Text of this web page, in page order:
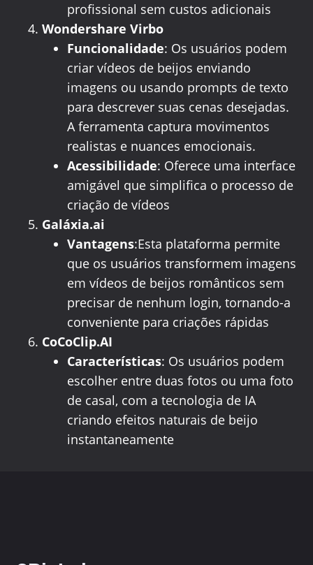
profissional sem custos adicionais
Wondershare Virbo
Funcionalidade: Os usuários podem
criar vídeos de beijos enviando
imagens ou usando prompts de texto
para descrever suas cenas desejadas.
A ferramenta captura movimentos
realistas e nuances emocionais.
Acessibilidade: Oferece uma interface
amigável que simplifica o processo de
criação de vídeos
Galáxia.ai
Vantagens:Esta plataforma permite
que os usuários transformem imagens
em vídeos de beijos românticos sem
precisar de nenhum login, tornando-a
conveniente para criações rápidas
CoCoClip.AI
Características: Os usuários podem
escolher entre duas fotos ou uma foto
de casal, com a tecnologia de IA
criando efeitos naturais de beijo
instantaneamente